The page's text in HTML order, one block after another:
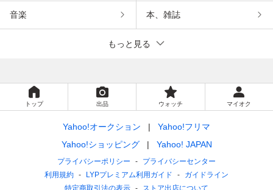
音楽 本、雑誌
もっと見る
トップ 出品 ウォッチ マイオク
Yahoo!オークション
Yahoo!フリマ
Yahoo!ショッピング
Yahoo! JAPAN
プライバシーポリシー
プライバシーセンター
利用規約
LYPプレミアム利用ガイド
ガイドライン
特定商取引法の表示
ストア出店について